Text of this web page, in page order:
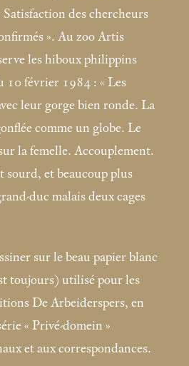
des chercheurs
». Au zoo Artis
les hiboux philippins
10 février 1984 : « Les
leur gorge bien ronde. La
comme un globe. Le
la femelle. Accouplement.
et beaucoup plus
duc malais deux cages
sur le beau papier blanc
toujours) utilisé pour les
De Arbeiderspers, en
« Privé-domein »
et aux correspondances.